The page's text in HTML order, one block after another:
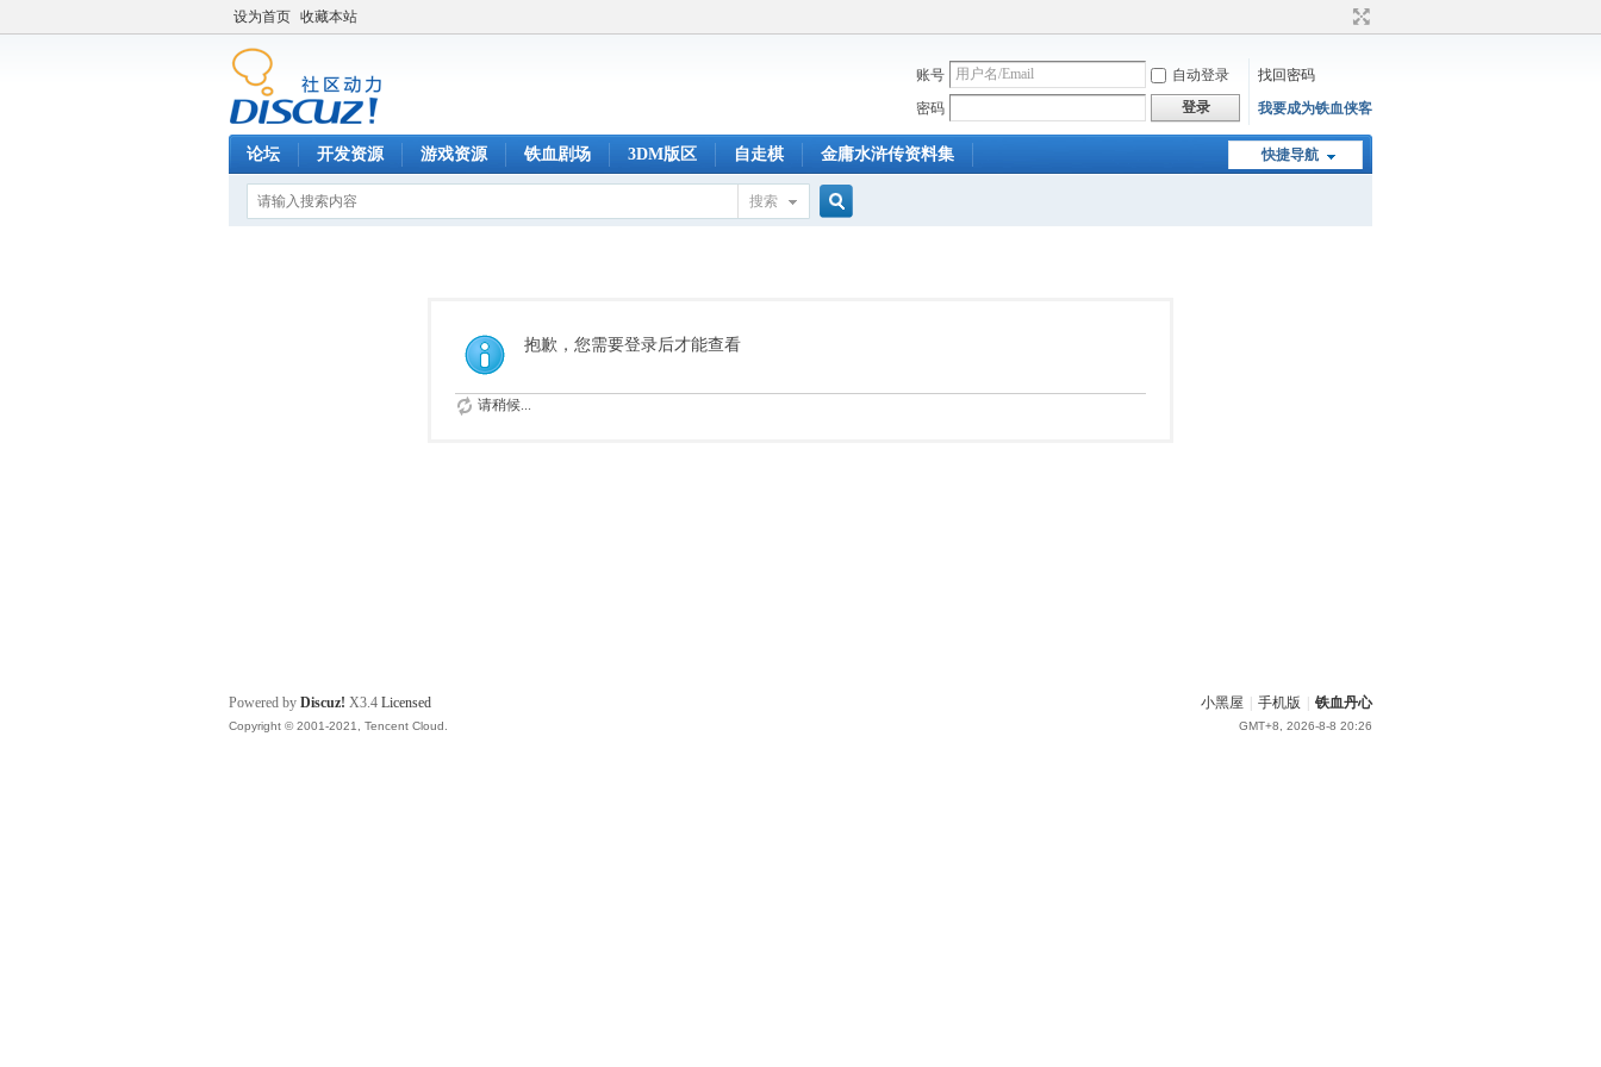
设为首页 收藏本站
账号 自动登录
找回密码
密码
登录 我要成为铁血侠客
快捷导航
论坛 开发资源 游戏资源 铁血剧场 3DM版区 自走棋 金庸水浒传资料集
搜索
抱歉，您需要登录后才能查看
请稍候...
小黑屋 手机版 铁血丹心
GMT+8, 2026-8-8 20:26
Powered by Discuz! X3.4 Licensed
Copyright © 2001-2021, Tencent Cloud.